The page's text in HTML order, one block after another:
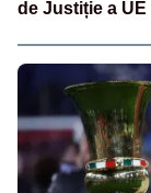
de Justiție a UE